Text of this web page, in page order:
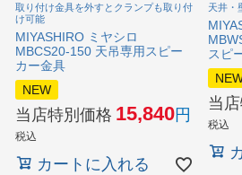
取り付け金具を外すとクランプも取り付
け可能
MIYASHIRO ミヤシロ
MBCS20-150 天吊専用スピー
カー金具
NEW
当店特別価格 15,840
税込
カートに入れる
天井・
スピ
当
税込